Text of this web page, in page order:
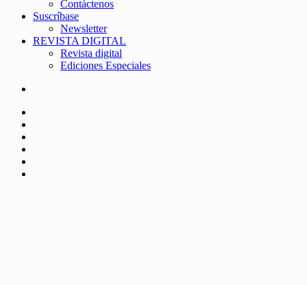
Contáctenos
Suscríbase
Newsletter
REVISTA DIGITAL
Revista digital
Ediciones Especiales